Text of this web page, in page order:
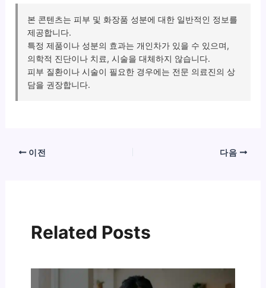
본 콘텐츠는 피부 및 화장품 성분에 대한 일반적인 정보를
제공합니다.
특정 제품이나 성분의 효과는 개인차가 있을 수 있으며,
의학적 진단이나 치료, 시술을 대체하지 않습니다.
피부 질환이나 시술이 필요한 경우에는 전문 의료진의 상
담을 권장합니다.
이전 다음
Related Posts